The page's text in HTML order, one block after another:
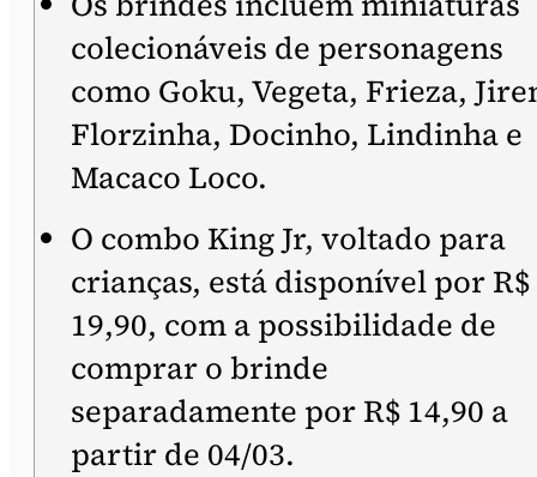
colecionáveis de personagens
como Goku, Vegeta, Frieza,
Florzinha, Docinho, Lindinha e
Macaco Loco.
O combo King Jr, voltado para
crianças, está disponível por R$
19,90, com a possibilidade de
comprar o brinde
separadamente por R$ 14,90 a
partir de 04/03.